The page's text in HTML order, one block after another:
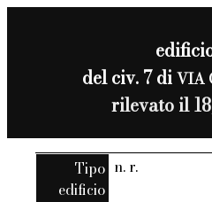
del civ. 7 diVIA
rilevato il
Tipo
edificio
n. r.